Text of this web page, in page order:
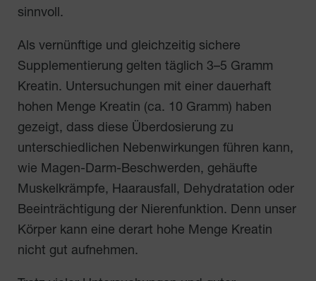
sinnvoll.
Als vernünftige und gleichzeitig sichere
Supplementierung gelten täglich 3–5 Gramm
Kreatin. Untersuchungen mit einer dauerhaft
hohen Menge Kreatin (ca. 10 Gramm) haben
gezeigt, dass diese Überdosierung zu
unterschiedlichen Nebenwirkungen führen kann,
wie Magen-Darm-Beschwerden, gehäufte
Muskelkrämpfe, Haarausfall, Dehydratation oder
Beeinträchtigung der Nierenfunktion. Denn unser
Körper kann eine derart hohe Menge Kreatin
nicht gut aufnehmen.